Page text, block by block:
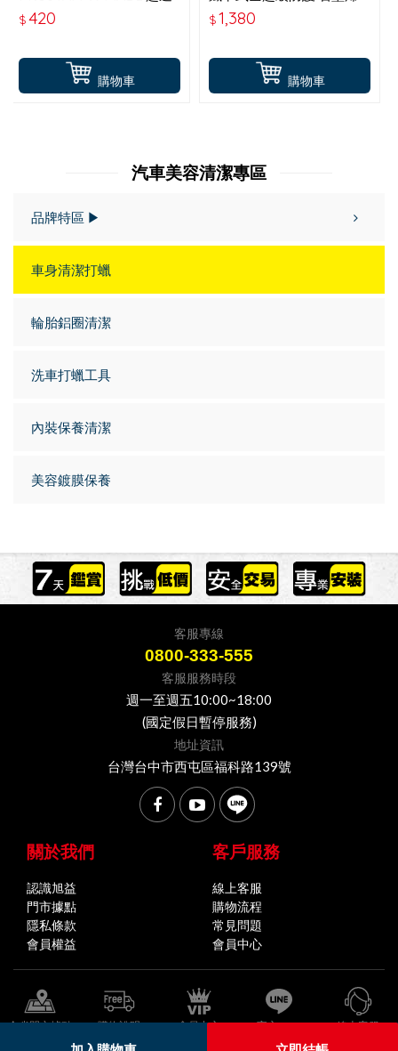
購物車
洗車清潔蠟 S224
$420
購物車
鍍膜車蠟 全車色系-150G
B3001
$1,380
汽車美容清潔專區
品牌特區 ▶
車身清潔打蠟
輪胎鋁圈清潔
洗車打蠟工具
內裝保養清潔
美容鍍膜保養
客服專線
0800-333-555
客服服務時段
週一至週五10:00~18:00
(國定假日暫停服務)
地址資訊
台灣台中市西屯區福科路139號
關於我們
認識旭益
門市據點
隱私條款
會員權益
客戶服務
線上客服
購物流程
常見問題
會員中心
全省門市據點 購物說明 會員中心 官方LINE 線上客服